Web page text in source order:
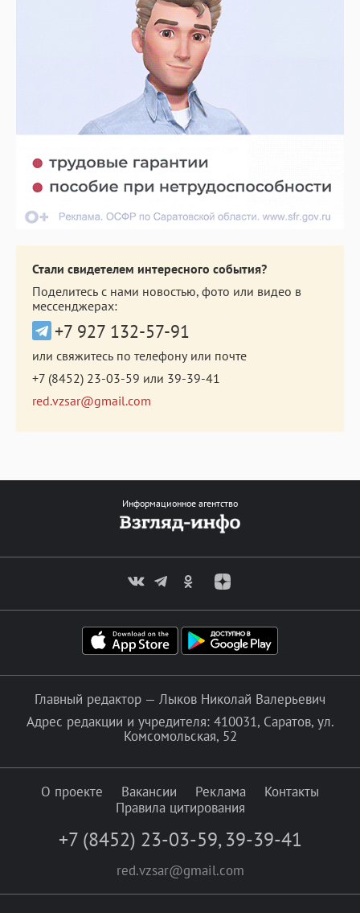
Стали свидетелем интересного события?
Поделитесь с нами новостью, фото или видео в
мессенджерах:
+7 927 132-57-91
или свяжитесь по телефону или почте
+7 (8452) 23-03-59 или 39-39-41
red.vzsar@gmail.com
Информационное агентство
Главный редактор — Лыков Николай Валерьевич
Адрес редакции и учредителя: 410031, Саратов, ул.
Комсомольская, 52
О проекте Вакансии Реклама
Контакты
Правила цитирования
+7 (8452) 23-03-59, 39-39-41
red.vzsar@gmail.com